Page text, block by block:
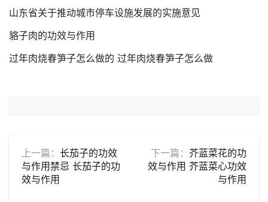
山东省关于推动城市停车设施发展的实施意见
貉子肉的功效与作用
过年肉烧春笋子怎么做的 过年肉烧春笋子怎么做
上一篇： 长茄子的功效
与作用禁忌 长茄子的功
效与作用
下一篇： 芥蓝菜花的功
效与作用 芥蓝菜心功效
与作用